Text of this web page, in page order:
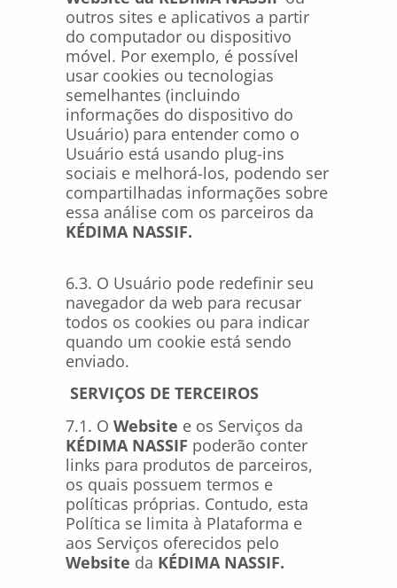
outros sites e aplicativos a partir
do computador ou dispositivo
móvel. Por exemplo, é possível
usar cookies ou tecnologias
semelhantes (incluindo
informações do dispositivo do
Usuário) para entender como o
Usuário está usando plug-ins
sociais e melhorá-los, podendo ser
compartilhadas informações sobre
essa análise com os parceiros da
KÉDIMA NASSIF.
6.3. O Usuário pode redefinir seu
navegador da web para recusar
todos os cookies ou para indicar
quando um cookie está sendo
enviado.
SERVIÇOS DE TERCEIROS
7.1. O Website e os Serviços da
KÉDIMA NASSIF poderão conter
links para produtos de parceiros,
os quais possuem termos e
políticas próprias. Contudo, esta
Política se limita à Plataforma e
aos Serviços oferecidos pelo
Website da KÉDIMA NASSIF.